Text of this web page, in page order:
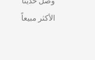
الأكثر مبيعاً